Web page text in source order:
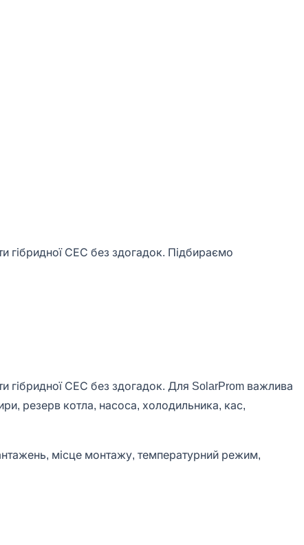
гібридної СЕС без здогадок. Підбираємо
гібридної СЕС без здогадок. Для SolarProm важлива
резерв котла, насоса, холодильника, кас,
місце монтажу, температурний режим,